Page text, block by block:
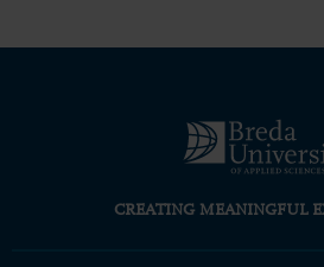
CREATING MEANINGFUL